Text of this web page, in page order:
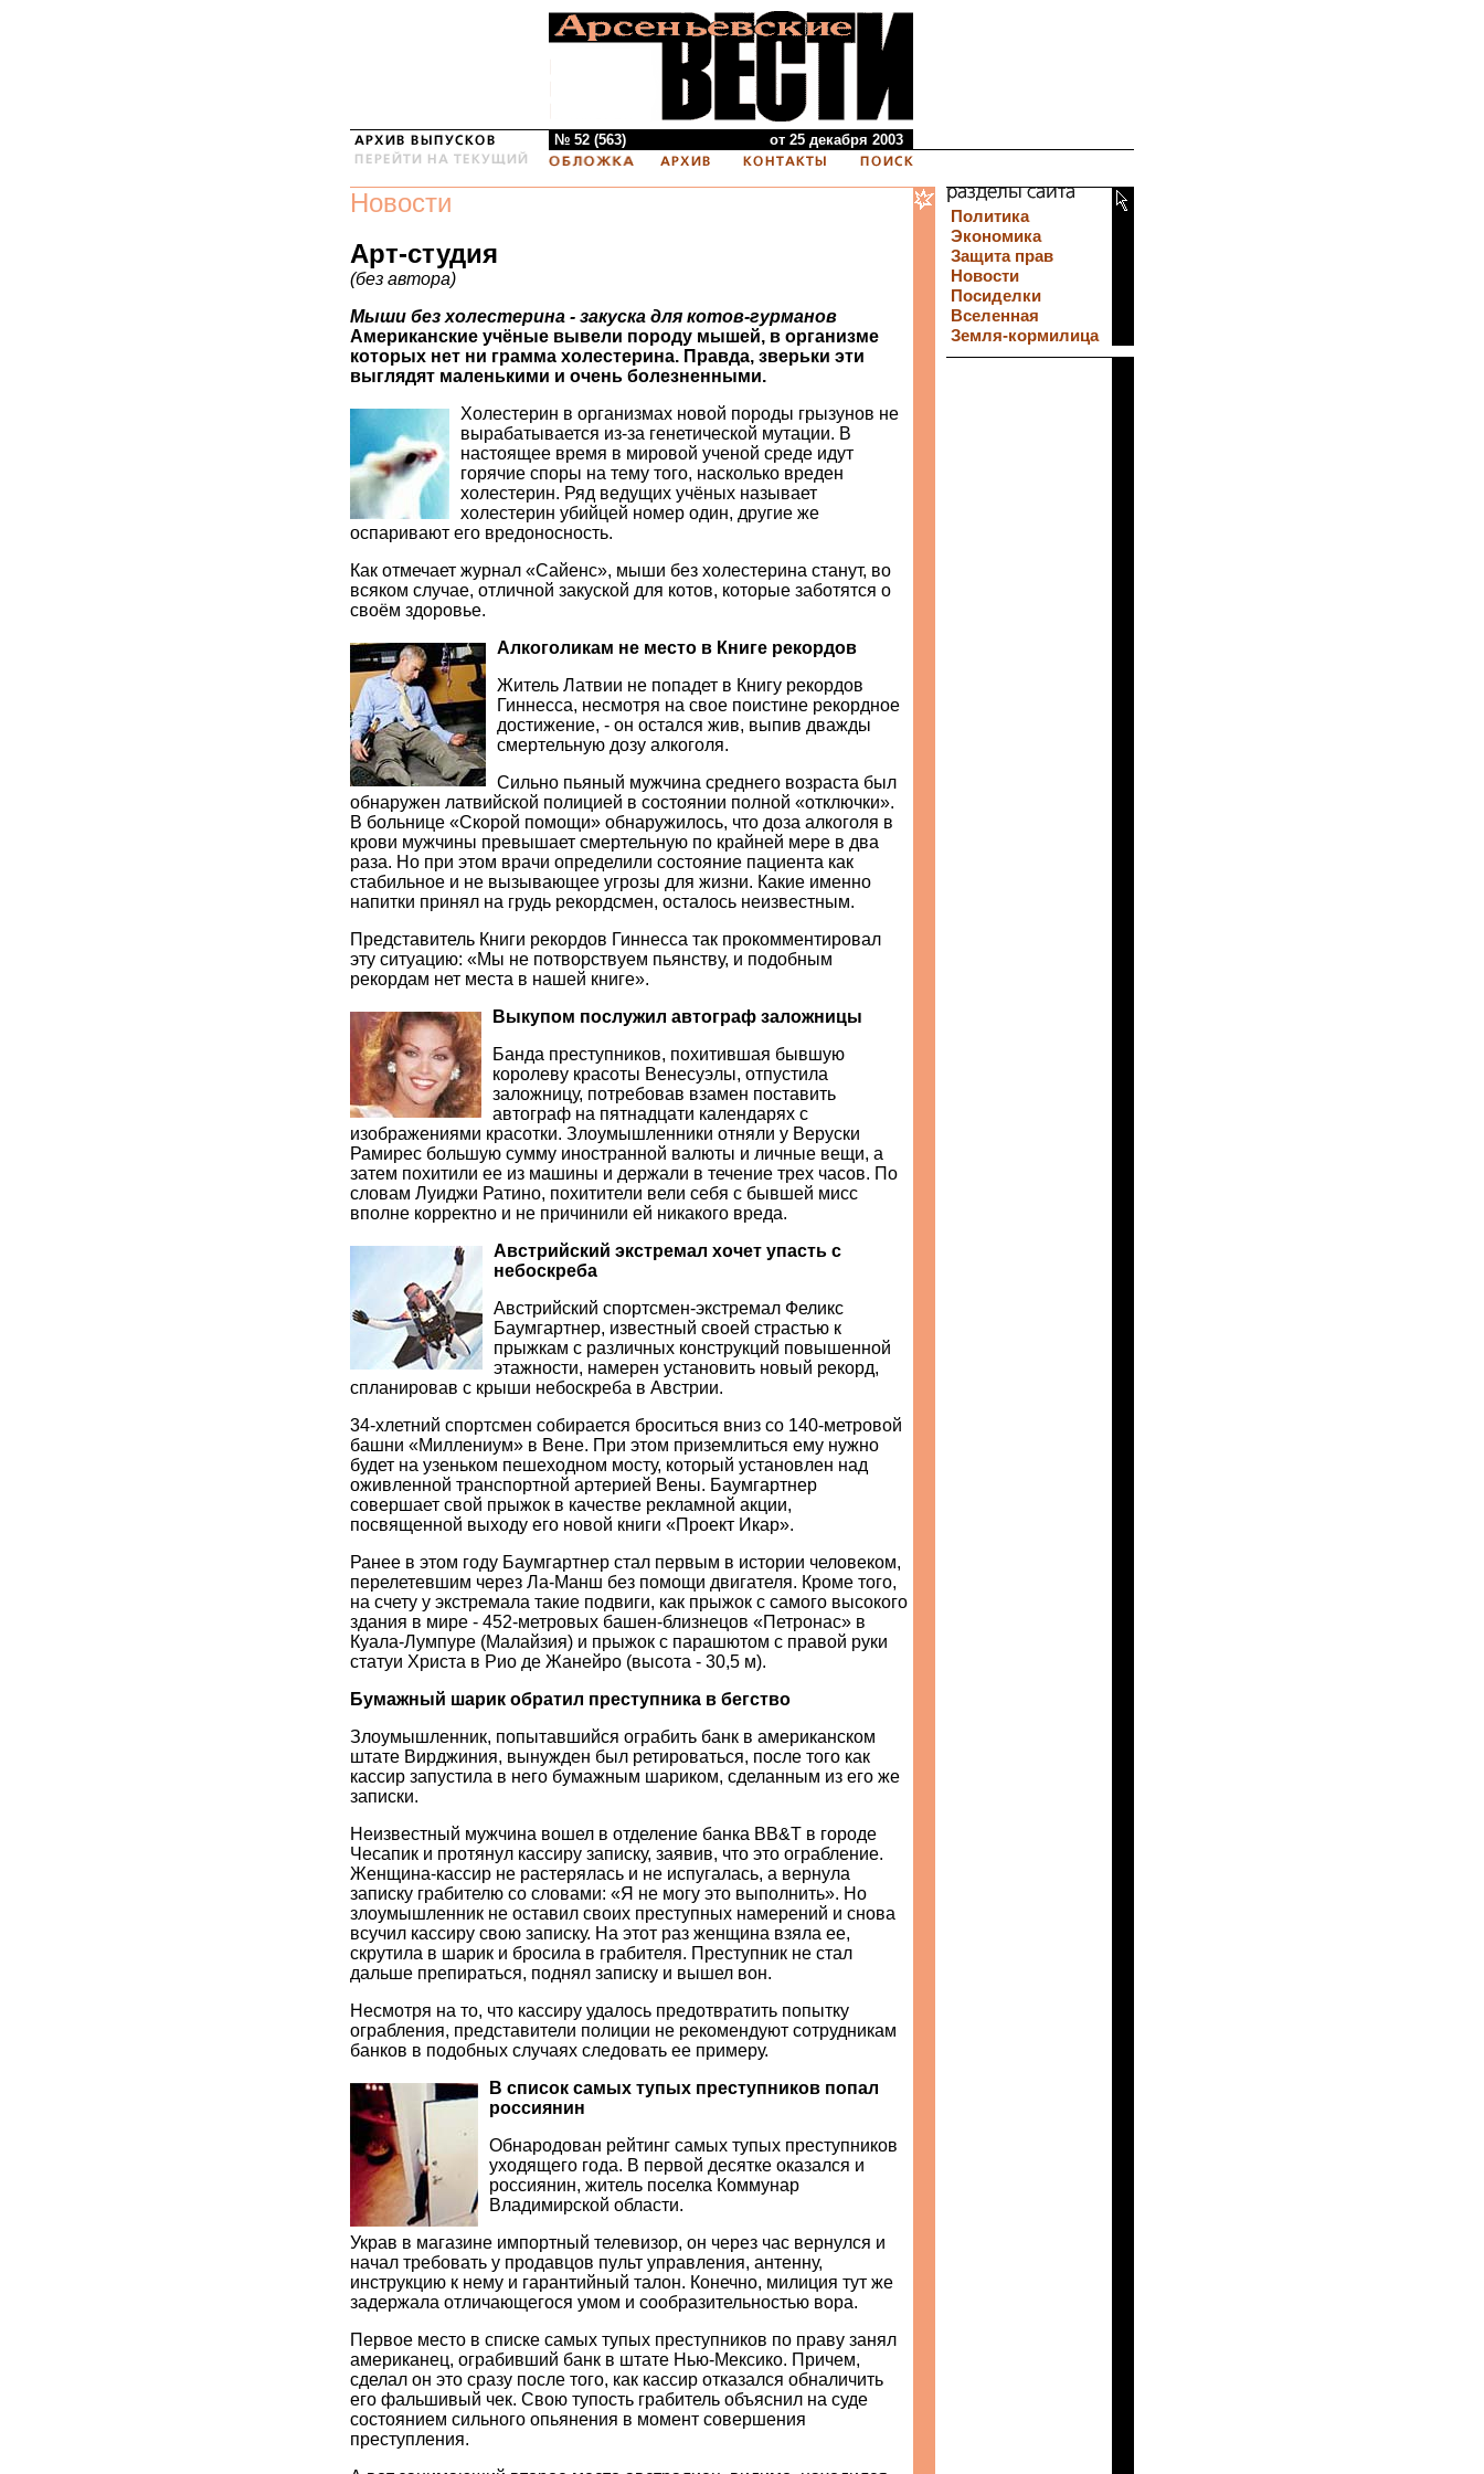
№ 52 (563) от 25 декабря 2003
Новости
Арт-студия
(без автора)
Мыши без холестерина - закуска для котов-гурманов
Американские учёные вывели породу мышей, в организме
которых нет ни грамма холестерина. Правда, зверьки эти
выглядят маленькими и очень болезненными.
Холестерин в организмах новой породы грызунов не
вырабатывается из-за генетической мутации. В
настоящее время в мировой ученой среде идут
горячие споры на тему того, насколько вреден
холестерин. Ряд ведущих учёных называет
холестерин убийцей номер один, другие же
оспаривают его вредоносность.
Как отмечает журнал «Сайенс», мыши без холестерина станут, во
всяком случае, отличной закуской для котов, которые заботятся о
своём здоровье.
Алкоголикам не место в Книге рекордов
Житель Латвии не попадет в Книгу рекордов
Гиннесса, несмотря на свое поистине рекордное
достижение, - он остался жив, выпив дважды
смертельную дозу алкоголя.
Сильно пьяный мужчина среднего возраста был
обнаружен латвийской полицией в состоянии полной «отключки».
В больнице «Скорой помощи» обнаружилось, что доза алкоголя в
крови мужчины превышает смертельную по крайней мере в два
раза. Но при этом врачи определили состояние пациента как
стабильное и не вызывающее угрозы для жизни. Какие именно
напитки принял на грудь рекордсмен, осталось неизвестным.
Представитель Книги рекордов Гиннесса так прокомментировал
эту ситуацию: «Мы не потворствуем пьянству, и подобным
рекордам нет места в нашей книге».
Выкупом послужил автограф заложницы
Банда преступников, похитившая бывшую
королеву красоты Венесуэлы, отпустила
заложницу, потребовав взамен поставить
автограф на пятнадцати календарях с
изображениями красотки. Злоумышленники отняли у Веруски
Рамирес большую сумму иностранной валюты и личные вещи, а
затем похитили ее из машины и держали в течение трех часов. По
словам Луиджи Ратино, похитители вели себя с бывшей мисс
вполне корректно и не причинили ей никакого вреда.
Австрийский экстремал хочет упасть с
небоскреба
Австрийский спортсмен-экстремал Феликс
Баумгартнер, известный своей страстью к
прыжкам с различных конструкций повышенной
этажности, намерен установить новый рекорд,
спланировав с крыши небоскреба в Австрии.
34-хлетний спортсмен собирается броситься вниз со 140-метровой
башни «Миллениум» в Вене. При этом приземлиться ему нужно
будет на узеньком пешеходном мосту, который установлен над
оживленной транспортной артерией Вены. Баумгартнер
совершает свой прыжок в качестве рекламной акции,
посвященной выходу его новой книги «Проект Икар».
Ранее в этом году Баумгартнер стал первым в истории человеком,
перелетевшим через Ла-Манш без помощи двигателя. Кроме того,
на счету у экстремала такие подвиги, как прыжок c самого высокого
здания в мире - 452-метровых башен-близнецов «Петронас» в
Куала-Лумпуре (Малайзия) и прыжок с парашютом с правой руки
статуи Христа в Рио де Жанейро (высота - 30,5 м).
Бумажный шарик обратил преступника в бегство
Злоумышленник, попытавшийся ограбить банк в американском
штате Вирджиния, вынужден был ретироваться, после того как
кассир запустила в него бумажным шариком, сделанным из его же
записки.
Неизвестный мужчина вошел в отделение банка BB&T в городе
Чесапик и протянул кассиру записку, заявив, что это ограбление.
Женщина-кассир не растерялась и не испугалась, а вернула
записку грабителю со словами: «Я не могу это выполнить». Но
злоумышленник не оставил своих преступных намерений и снова
всучил кассиру свою записку. На этот раз женщина взяла ее,
скрутила в шарик и бросила в грабителя. Преступник не стал
дальше препираться, поднял записку и вышел вон.
Несмотря на то, что кассиру удалось предотвратить попытку
ограбления, представители полиции не рекомендуют сотрудникам
банков в подобных случаях следовать ее примеру.
В список самых тупых преступников попал
россиянин
Обнародован рейтинг самых тупых преступников
уходящего года. В первой десятке оказался и
россиянин, житель поселка Коммунар
Владимирской области.
Украв в магазине импортный телевизор, он через час вернулся и
начал требовать у продавцов пульт управления, антенну,
инструкцию к нему и гарантийный талон. Конечно, милиция тут же
задержала отличающегося умом и сообразительностью вора.
Первое место в списке самых тупых преступников по праву занял
американец, ограбивший банк в штате Нью-Мексико. Причем,
сделал он это сразу после того, как кассир отказался обналичить
его фальшивый чек. Свою тупость грабитель объяснил на суде
состоянием сильного опьянения в момент совершения
преступления.
Политика
Экономика
Защита прав
Новости
Посиделки
Вселенная
Земля-кормилица